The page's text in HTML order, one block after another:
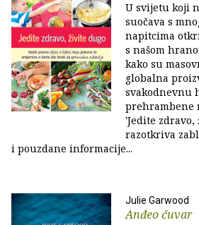
U svijetu koji
suočava s
napitcima
s našom
kako su
globalna
svakodnevnu
prehrambene
'Jedite
razotkriva
i pouzdane informacije...
Julie Garwood
Anđeo čuvar